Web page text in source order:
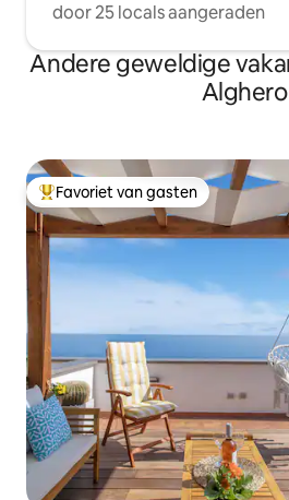
door 25 locals aangeraden
Andere geweldige
Alghero
Topfavoriet van gasten
Favoriet van gasten